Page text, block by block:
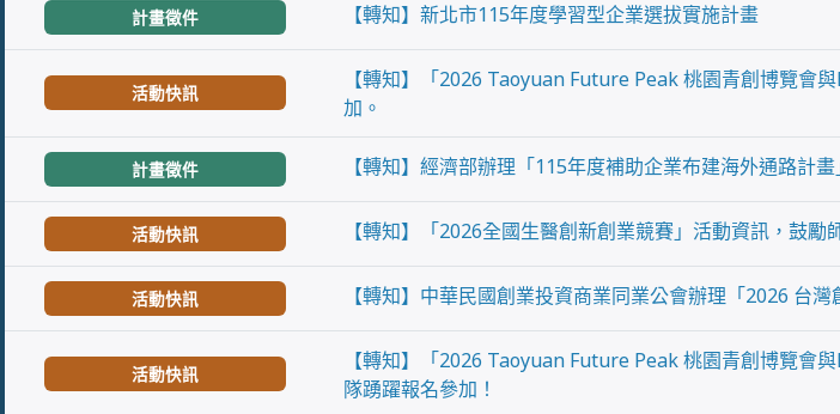
計畫徵件 【轉知】新北市115年度學習型企業選拔實施計畫
活動快訊
【轉知】「2026 Taoyuan Future Peak 桃園青創博覽會
加。
計畫徵件 【轉知】經濟部辦理「115年度補助企業布建海外通路計
活動快訊 【轉知】「2026全國生醫創新創業競賽」活動資訊，鼓勵
活動快訊 【轉知】中華民國創業投資商業同業公會辦理「2026 台
活動快訊
【轉知】「2026 Taoyuan Future Peak 桃園青創博覽會
隊踴躍報名參加！